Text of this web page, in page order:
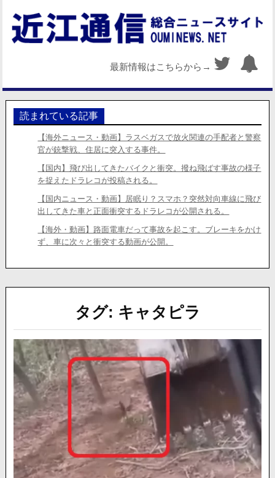
最新情報はこちらから→
読まれている記事
【海外ニュース・動画】ラスベガスで放火関連の手配者と警察
官が銃撃戦、住居に突入する事件。
【国内】飛び出してきたバイクと衝突。撥ね飛ばす事故の様子
を捉えたドラレコが投稿される。
【国内ニュース・動画】居眠り？スマホ？突然対向車線に飛び
出してきた車と正面衝突するドラレコが公開される。
【海外・動画】路面電車だって事故を起こす。ブレーキをかけ
ず、車に次々と衝突する動画が公開。
タグ: キャタピラ